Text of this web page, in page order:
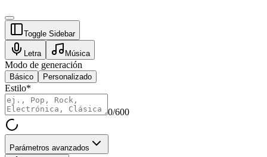
Toggle Sidebar
Letra Música
Modo de generación
Básico Personalizado
Estilo*
0/600
Parámetros avanzados